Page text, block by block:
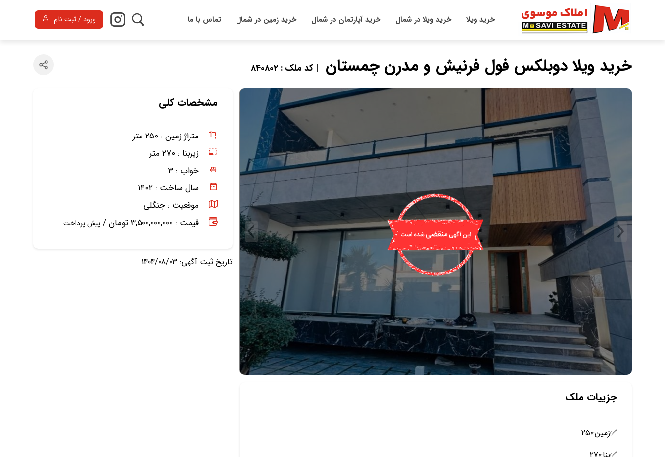
خرید ویلا خرید ویلا در شمال خرید آپارتمان در شمال خرید زمین در شمال تماس با ما ورود / ثبت نام
خرید ویلا دوبلکس فول فرنیش و مدرن چمستان | کد ملک : 840802
مشخصات کلی
متراژ زمین : ۲۵۰ متر
زیربنا : ۲۷۰ متر
خواب : ۳
سال ساخت : ۱۴۰۲
موقعیت : جنگلی
قیمت : 3,500,000,000 تومان /
پیش پرداخت
تاریخ ثبت آگهی: 1404/08/03
جزییات ملک
✅️زمین:۲۵۰